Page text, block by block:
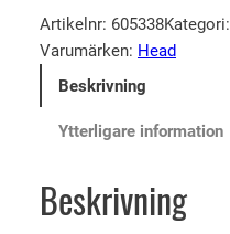
a
d
0
Artikelnr: 605338Kategori:
Varumärken: Head
Beskrivning
Ytterligare information
Beskrivning